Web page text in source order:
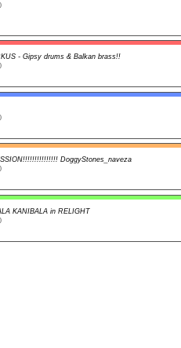
- Gipsy drums & Balkan brass!!
DoggyStones_naveza
KANIBALA in RELIGHT